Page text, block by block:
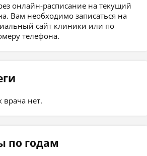
онлайн-расписание на текущий
Вам необходимо записаться на
сайт клиники или по
телефона.
врача нет.
по годам